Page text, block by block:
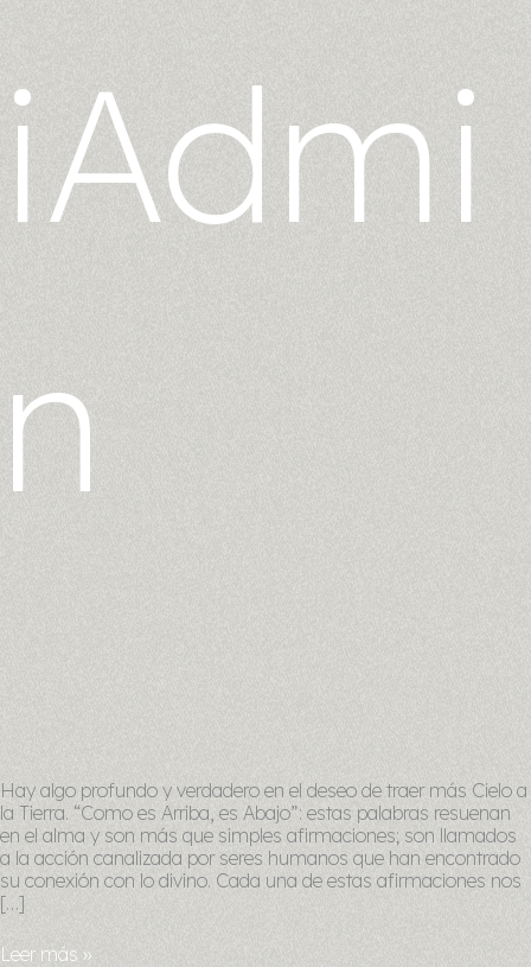
iAdmi
n
Hay algo profundo y verdadero en el deseo de traer más Cielo a
la Tierra. “Como es Arriba, es Abajo”: estas palabras resuenan
en el alma y son más que simples afirmaciones; son llamados
a la acción canalizada por seres humanos que han encontrado
su conexión con lo divino. Cada una de estas afirmaciones nos
[…]
Leer más »